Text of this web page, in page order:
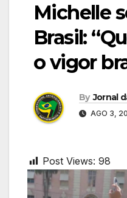
Michelle
Brasil:
o vigor
By Jornal
AGO 3,
Post Views: 98